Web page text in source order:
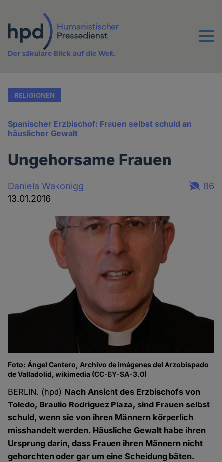
Inhalt
Menu
Der säkulare Blick auf die Welt.
RELIGIONEN
Spanischer Erzbischof: Frauen selbst schuld an
häuslicher Gewalt
Ungehorsame Frauen
Daniela Wakonigg
13.01.2016
86
Foto: Ángel Cantero, Archivo de imágenes del Arzobispado
de Valladolid, wikimedia (CC-BY-SA-3.0)
BERLIN. (hpd) Nach Ansicht des Erzbischofs von
Toledo, Braulio Rodriguez Plaza, sind Frauen selbst
schuld, wenn sie von ihren Männern körperlich
misshandelt werden. Häusliche Gewalt habe ihren
Ursprung darin, dass Frauen ihren Männern nicht
gehorchten oder gar um eine Scheidung bäten.